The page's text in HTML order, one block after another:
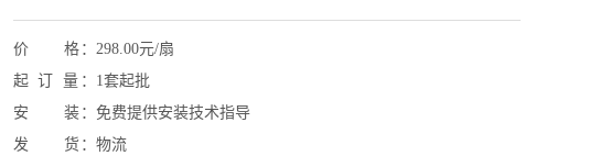
价 格： 298.00元/扇
起 订 量： 1套起批
安 装： 免费提供安装技术指导
发 货： 物流